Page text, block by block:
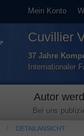
Mein Konto
Cuvillier
37 Jahre
Internationaler
Autor
Bei uns
DETAILANSICHT